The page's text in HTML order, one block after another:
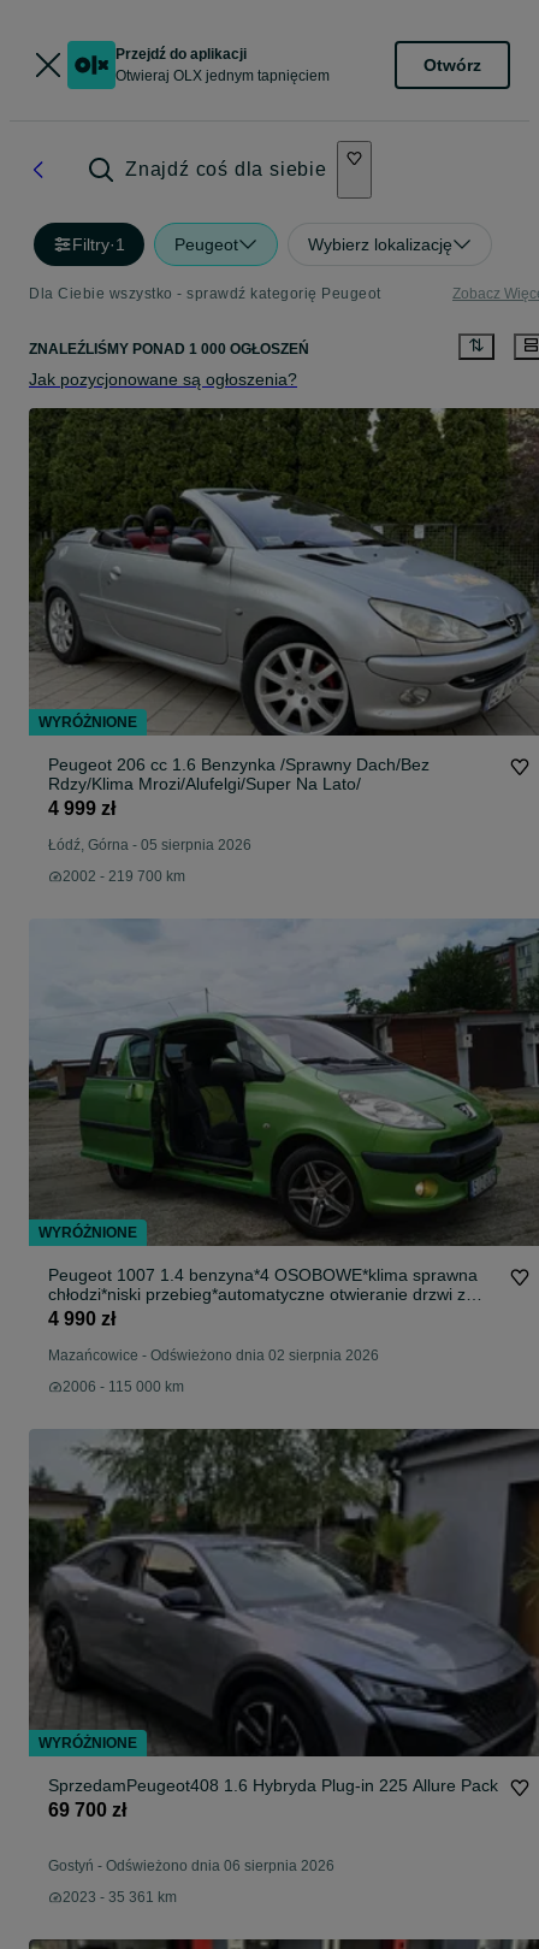
Przejdź do aplikacji
Otwieraj OLX jednym tapnięciem
Otwórz
Znajdź coś dla siebie
Filtry·1 Peugeot Wybierz lokalizację
Dla Ciebie wszystko - sprawdź kategorię Peugeot Zobacz
ZNALEŹLIŚMY PONAD 1 000 OGŁOSZEŃ
Jak pozycjonowane są ogłoszenia?
Peugeot 206 cc 1.6 Benzynka /Sprawny Dach/Bez
Rdzy/Klima Mrozi/Alufelgi/Super Na Lato/
4 999 zł
Łódź, Górna - 05 sierpnia 2026
2002 - 219 700 km
Peugeot 1007 1.4 benzyna*4 OSOBOWE*klima sprawna
chłodzi*niski przebieg*automatyczne otwieranie drzwi z
pilota*
4 990 zł
Mazańcowice - Odświeżono dnia 02 sierpnia 2026
2006 - 115 000 km
SprzedamPeugeot408 1.6 Hybryda Plug-in 225 Allure Pack
69 700 zł
Gostyń - Odświeżono dnia 06 sierpnia 2026
2023 - 35 361 km
WYRÓŻNIONE
WYRÓŻNIONE
WYRÓŻNIONE